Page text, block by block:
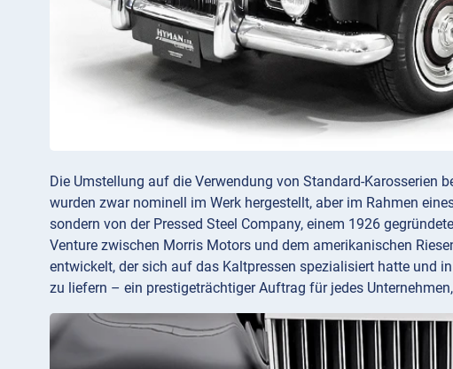
Die Umstellung auf die Verwendung von Standard-Karosserien
wurden zwar nominell im Werk hergestellt, aber im Rahmen
sondern von der Pressed Steel Company, einem 1926
Venture zwischen Morris Motors und dem amerikanischen
entwickelt, der sich auf das Kaltpressen spezialisiert hatte und
zu liefern – ein prestigeträchtiger Auftrag für jedes